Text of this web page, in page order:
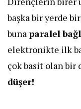
başka bir yerde
bunaparalel
elektronikte ilk
çok basit olan bir
düşer!